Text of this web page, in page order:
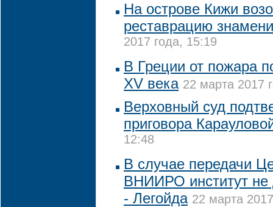
На острове Кижи
реставрацию
2017 года, 15:19
В Греции от пожара
XV века 22 марта 2017
Верховный суд
приговора
12:48
В случае передачи
ВНИИРО институт не
- Легойда 22 марта